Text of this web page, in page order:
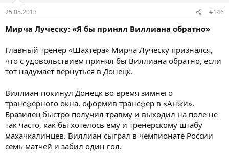
25.05.2013 #146
Мирча Луческу: «Я бы принял Виллиана обратно»
Главный тренер «Шахтера» Мирча Луческу признался,
что с удовольствием принял бы Виллиана обратно, если
тот надумает вернуться в Донецк.
Виллиан покинул Донецк во время зимнего
трансферного окна, оформив трансфер в «Анжи».
Бразилец быстро получил травму и выходил на поле не
так часто, как бы хотелось ему и тренерскому штабу
махачкалинцев. Виллиан сыграл в чемпионате России
семь матчей и забил один гол.